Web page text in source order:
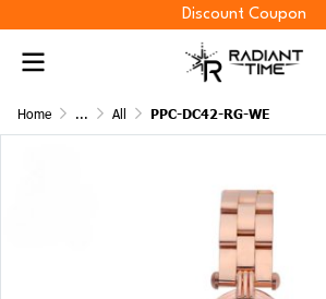
Discount Coupon
Home ... All PPC-DC42-RG-WE